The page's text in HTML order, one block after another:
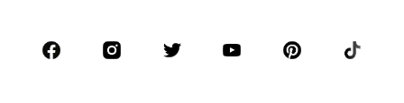
Аксессуары
Премиум